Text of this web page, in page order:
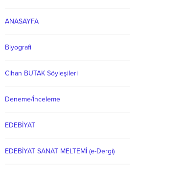
ANASAYFA
Biyografi
Cihan BUTAK Söyleşileri
Deneme/İnceleme
EDEBİYAT
EDEBİYAT SANAT MELTEMİ (e-Dergi)